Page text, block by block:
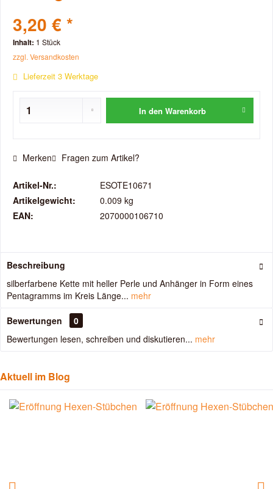
3,20 € *
Inhalt: 1 Stück
zzgl. Versandkosten
Lieferzeit 3 Werktage
In den Warenkorb
Merken Fragen zum Artikel?
Artikel-Nr.:
ESOTE10671
Artikelgewicht:
0.009 kg
EAN:
2070000106710
Beschreibung
silberfarbene Kette mit heller Perle und Anhänger in Form eines
Pentagramms im Kreis Länge... mehr
Bewertungen
0
Bewertungen lesen, schreiben und diskutieren... mehr
Aktuell im Blog